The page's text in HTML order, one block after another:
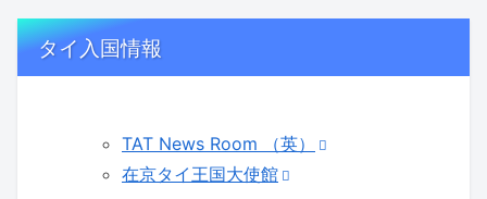
タイ入国情報
TAT News Room （英）
在京タイ王国大使館